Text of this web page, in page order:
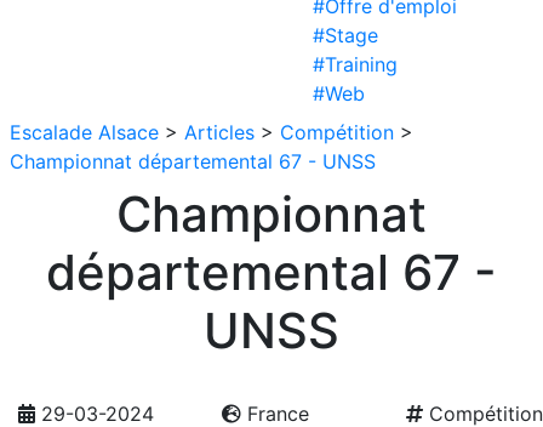
#Offre d'emploi
#Stage
#Training
#Web
Escalade Alsace > Articles > Compétition >
Championnat départemental 67 - UNSS
Championnat
départemental 67 -
UNSS
29-03-2024
France
Compétition